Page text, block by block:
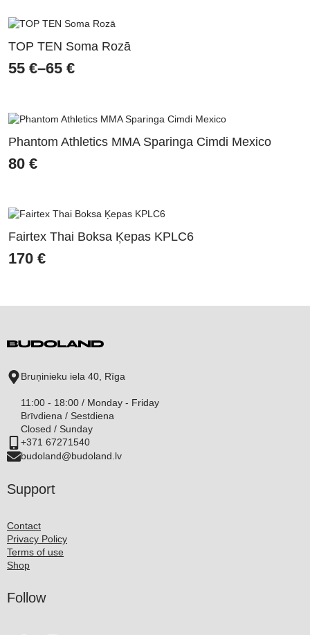
TOP TEN Soma Rozā
55 €–65 €
Price
55 €
65 €
Phantom Athletics MMA Sparinga Cimdi Mexico
80 €
Fairtex Thai Boksa Ķepas KPLC6
170 €
Bruņinieku iela 40, Rīga
11:00 - 18:00 / Monday - Friday
Brīvdiena / Sestdiena
Closed / Sunday
+371 67271540
budoland@budoland.lv
Support
Contact
Privacy Policy
Terms of use
Shop
Follow